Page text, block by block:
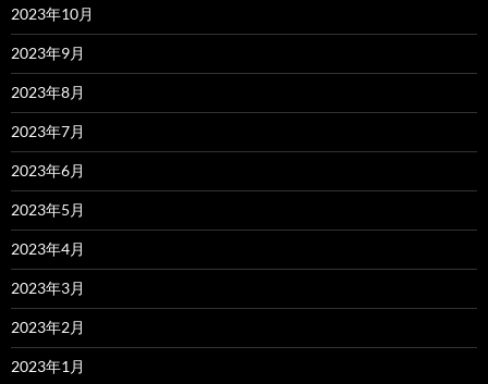
2023年10月
2023年9月
2023年8月
2023年7月
2023年6月
2023年5月
2023年4月
2023年3月
2023年2月
2023年1月